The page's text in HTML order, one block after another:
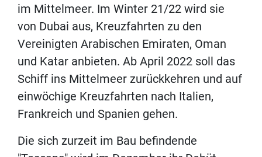
im Mittelmeer. Im Winter 21/22 wird sie
von Dubai aus, Kreuzfahrten zu den
Vereinigten Arabischen Emiraten, Oman
und Katar anbieten. Ab April 2022 soll das
Schiff ins Mittelmeer zurückkehren und auf
einwöchige Kreuzfahrten nach Italien,
Frankreich und Spanien gehen.
Die sich zurzeit im Bau befindende